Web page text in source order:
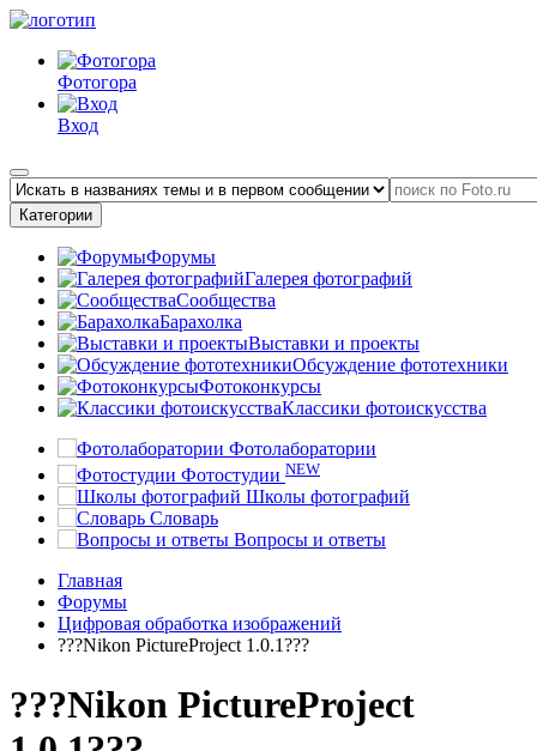
Фотогора
Вход
Категории
Форумы
Галерея фотографий
Сообщества
Барахолка
Выставки и проекты
Обсуждение фототехники
Фотоконкурсы
Классики фотоискусства
Фотолаборатории
Фотостудии NEW
Школы фотографий
Словарь
Вопросы и ответы
Главная
Форумы
Цифровая обработка изображений
???Nikon PictureProject 1.0.1???
???Nikon PictureProject